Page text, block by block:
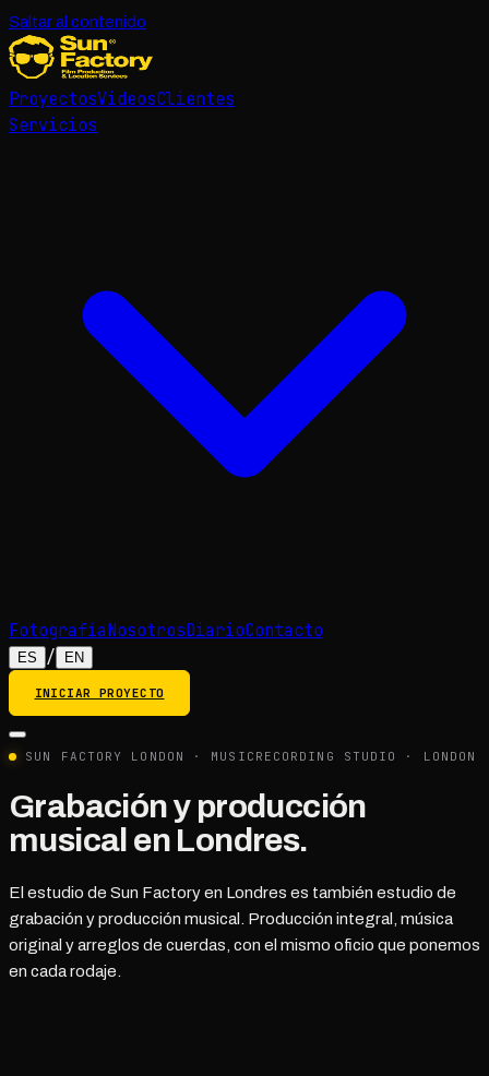
Saltar al contenido
ProyectosVideosClientes
Servicios
FotografíaNosotrosDiarioContacto
ES / EN
INICIAR PROYECTO
SUN FACTORY LONDON · MUSIC RECORDING STUDIO · LONDON
Grabación y producción
musical en Londres.
El estudio de Sun Factory en Londres es también estudio de
grabación y producción musical. Producción integral, música
original y arreglos de cuerdas, con el mismo oficio que ponemos
en cada rodaje.